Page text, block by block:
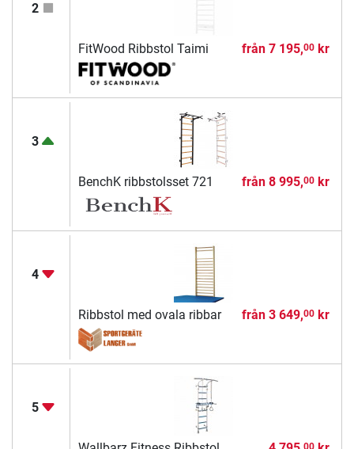
2
FitWood Ribbstol Taimi från 7 195,00kr
3
BenchK ribbstolsset 721 från 8 995,00kr
4
Ribbstol med ovala ribbar från 3 649,00kr
5
00